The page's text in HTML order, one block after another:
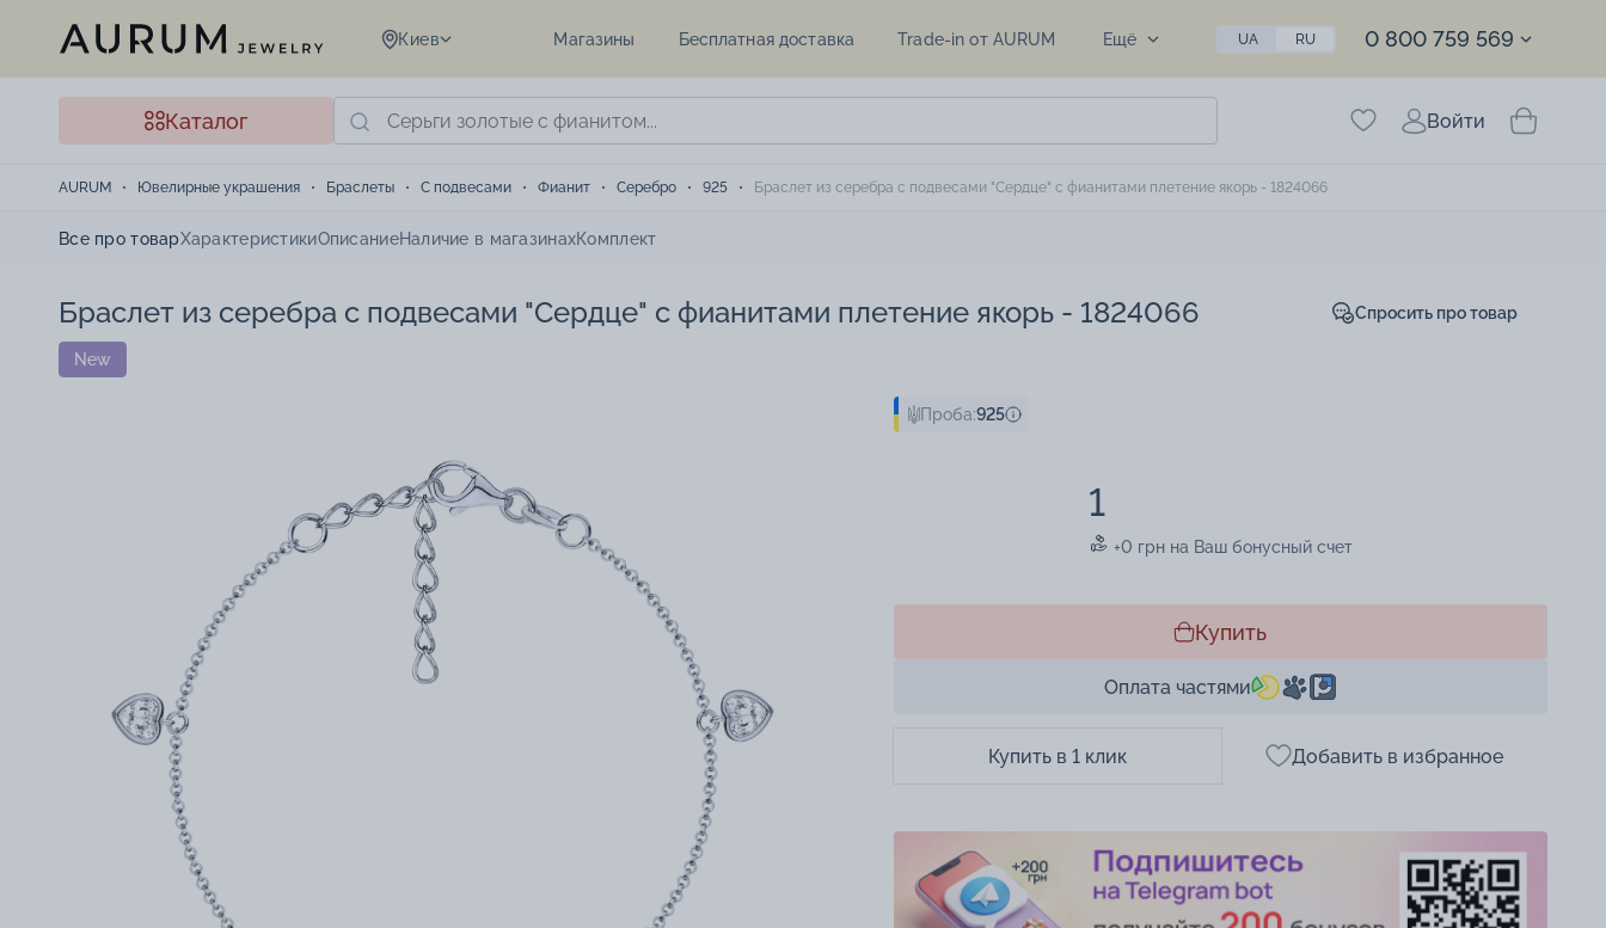
Киев Магазины Бесплатная доставка Trade-in от AURUM Ещё UA RU 0 800 759 569
Каталог Войти
AURUM Ювелирные украшения Браслеты С подвесами Фианит Серебро 925 Браслет из серебра с подвесами "Сердце" с фианитами плетение якорь - 1824066
Все про товарХарактеристикиОписаниеНаличие в магазинахКомплект
Браслет из серебра с подвесами "Сердце" с фианитами плетение якорь - 1824066
New
Спросить про товар
Проба:925
1
+0 грн на Ваш бонусный счет
Купить
Оплата частями
Купить в 1 клик Добавить в избранное